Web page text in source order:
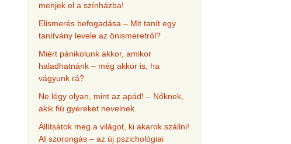
menjek el a színházba!
Elismerés befogadása – Mit tanít egy
tanítvány levele az önismeretről?
Miért pánikolunk akkor, amikor
haladhatnánk – még akkor is, ha
vágyunk rá?
Ne légy olyan, mint az apád! – Nőknek,
akik fiú gyereket nevelnek.
Állítsátok meg a világot, ki akarok szállni!
AI szorongás – az új pszichológiai